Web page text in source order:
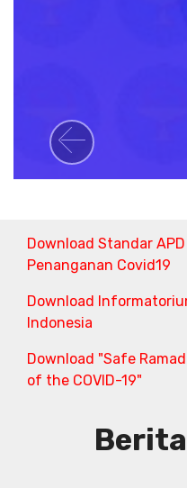
Download Standar
Penanganan Covid19
Download
Indonesia
Download "Safe
of the COVID-19"